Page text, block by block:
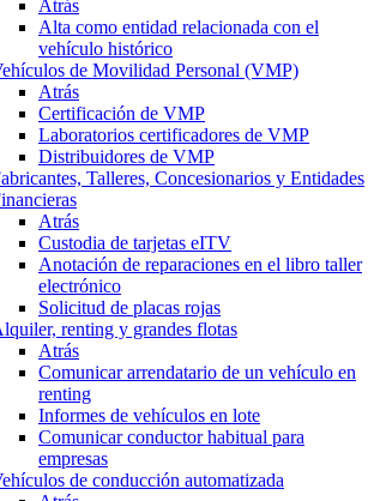
Atrás
Alta como entidad relacionada con el
vehículo histórico
de Movilidad Personal (VMP)
Atrás
Certificación de VMP
Laboratorios certificadores de VMP
Distribuidores de VMP
Talleres, Concesionarios y Entidades
Atrás
Custodia de tarjetas eITV
Anotación de reparaciones en el libro taller
electrónico
Solicitud de placas rojas
renting y grandes flotas
Atrás
Comunicar arrendatario de un vehículo en
renting
Informes de vehículos en lote
Comunicar conductor habitual para
empresas
de conducción automatizada